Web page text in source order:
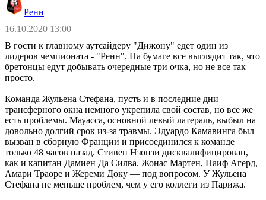
Ренн
16.10.2020 13:00
В гости к главному аутсайдеру "Дижону" едет один из
лидеров чемпионата - "Ренн". На бумаге все выглядит так, что
бретонцы едут добывать очередные три очка, но не все так
просто.
Команда Жульена Стефана, пусть и в последние дни
трансферного окна немного укрепила свой состав, но все же
есть проблемы. Мауасса, основной левый латераль, выбыл на
довольно долгий срок из-за травмы. Эдуардо Камавинга был
вызван в сборную Франции и присоединился к команде
только 48 часов назад. Стивен Нзонзи дисквалифицирован,
как и капитан Дамиен Да Силва. Жонас Мартен, Наиф Агерд,
Амари Траоре и Жереми Доку — под вопросом. У Жульена
Стефана не меньше проблем, чем у его коллеги из Парижа.